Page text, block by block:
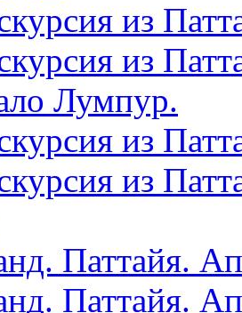
из
из
Лумпур.
из
из
Паттайя.
Паттайя.